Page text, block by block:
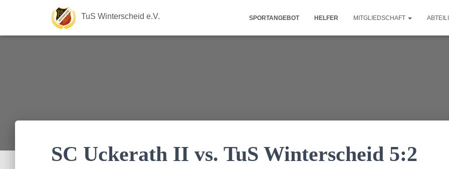
TuS Winterscheid e.V. SPORTANGEBOT HELFER MITGLIEDSCHAFT
SC Uckerath II vs. TuS Winterscheid 5:2